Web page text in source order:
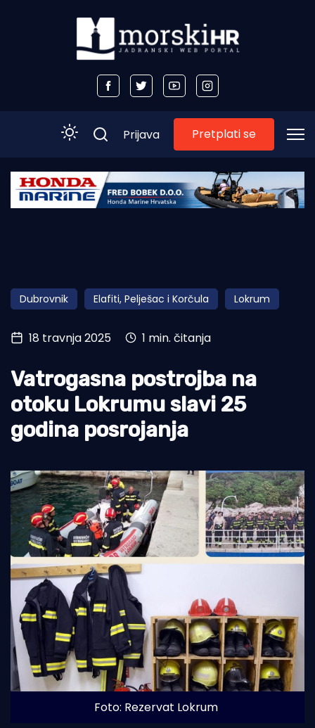
Početna
Obala
Otoci
Turizam i nautika
Pomorstvo
Ribolov
Ekologija
Prijava Pretplati se
Dubrovnik Elafiti, Pelješac i Korčula Lokrum
18 travnja 2025 1 min. čitanja
Vatrogasna postrojba na
otoku Lokrumu slavi 25
godina posrojanja
Foto: Rezervat Lokrum